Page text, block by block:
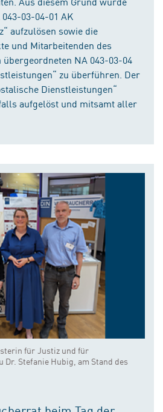
03-04-01 AK
aufzulösen sowie die
und Mitarbeitenden des
NA 043-03-04
zu überführen. Der
Dienstleistungen“
aufgelöst und mitsamt aller
für Justiz und für
Stefanie Hubig, am Stand des